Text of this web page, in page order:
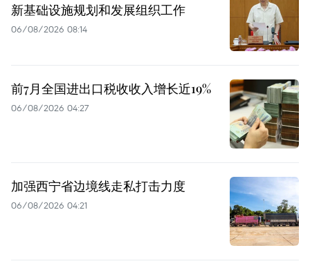
新基础设施规划和发展组织工作
06/08/2026 08:14
前7月全国进出口税收收入增长近19%
06/08/2026 04:27
加强西宁省边境线走私打击力度
06/08/2026 04:21